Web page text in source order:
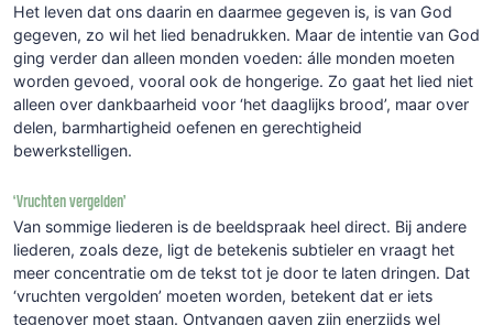
Het leven dat ons daarin en daarmee gegeven is, is van God
gegeven, zo wil het lied benadrukken. Maar de intentie van God
ging verder dan alleen monden voeden: álle monden moeten
worden gevoed, vooral ook de hongerige. Zo gaat het lied niet
alleen over dankbaarheid voor ‘het daaglijks brood’, maar over
delen, barmhartigheid oefenen en gerechtigheid
bewerkstelligen.
‘Vruchten vergelden’
Van sommige liederen is de beeldspraak heel direct. Bij andere
liederen, zoals deze, ligt de betekenis subtieler en vraagt het
meer concentratie om de tekst tot je door te laten dringen. Dat
‘vruchten vergolden’ moeten worden, betekent dat er iets
tegenover moet staan. Ontvangen gaven zijn enerzijds wel